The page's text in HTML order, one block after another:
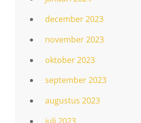
december 2023
november 2023
oktober 2023
september 2023
augustus 2023